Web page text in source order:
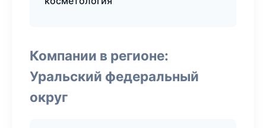
Компании в регионе:
Уральский федеральный
округ